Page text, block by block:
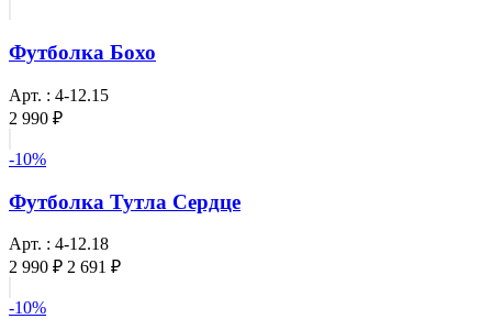
Футболка Бохо
Арт. : 4-12.15
2 990 ₽
-10%
Футболка Тутла Сердце
Арт. : 4-12.18
2 990 ₽ 2 691 ₽
-10%